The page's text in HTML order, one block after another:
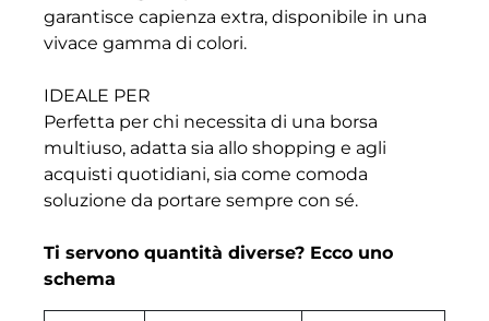
garantisce capienza extra, disponibile in una
vivace gamma di colori.
IDEALE PER
Perfetta per chi necessita di una borsa
multiuso, adatta sia allo shopping e agli
acquisti quotidiani, sia come comoda
soluzione da portare sempre con sé.
Ti servono quantità diverse? Ecco uno
schema